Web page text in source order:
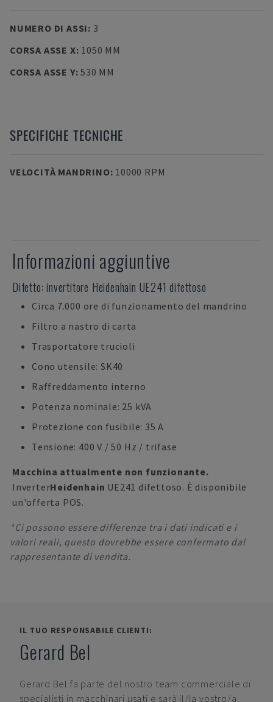
NUMERO DI ASSI: 3
CORSA ASSE X: 1050 MM
CORSA ASSE Y:530 MM
SPECIFICHE TECNICHE
VELOCITÀ MANDRINO: 10000 RPM
Informazioni aggiuntive
Difetto: invertitore Heidenhain UE241 difettoso
Circa 7.000 ore di funzionamento del mandrino
Filtro a nastro di carta
Trasportatore trucioli
Cono utensile: SK40
Raffreddamento interno
Potenza nominale: 25 kVA
Protezione con fusibile: 35 A
Tensione: 400 V / 50 Hz / trifase
Macchina attualmente non funzionante.
InverterHeidenhain UE241 difettoso. È disponibile
un'offerta POS.
*Ci possono essere differenze tra i dati indicati e i
valori reali, questo dovrebbe essere confermato dal
rappresentante di vendita.
IL TUO RESPONSABILE CLIENTI:
Gerard Bel
Gerard Bel fa parte del nostro team commerciale di
specialisti in macchinari usati e sarà il/la vostro/a